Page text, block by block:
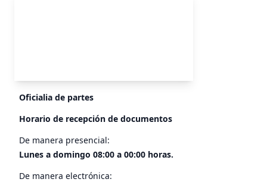
Oficialia de partes
Horario de recepción de documentos
De manera presencial:
Lunes a domingo 08:00 a 00:00 horas.
De manera electrónica: